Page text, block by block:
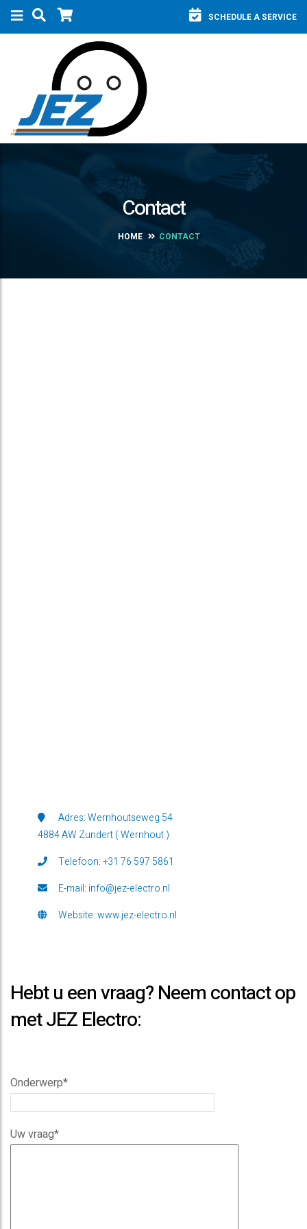
SCHEDULE A SERVICE
Contact
HOME CONTACT
Adres: Wernhoutseweg 54
4884 AW Zundert ( Wernhout )
Telefoon: +31 76 597 5861
E-mail: info@jez-electro.nl
Website: www.jez-electro.nl
Hebt u een vraag? Neem contact op
met JEZ Electro:
Onderwerp*
Uw vraag*